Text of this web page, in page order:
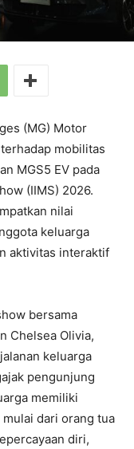
(MG) Motor
mobilitas
MGS5 EV pada
(IIMS) 2026.
nilai
keluarga
aktivitas interaktif
bersama
Chelsea Olivia,
keluarga
pengunjung
memiliki
dari orang tua
diri,